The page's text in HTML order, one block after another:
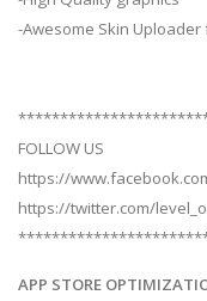
-Awesome Skin
FOLLOW US
https://
https://twitter.com/
APP STORE